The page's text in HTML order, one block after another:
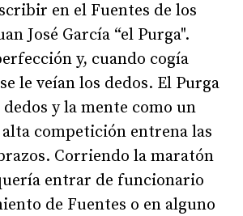
en el Fuentes de los
José García “el Purga".
y, cuando cogía
le veían los dedos. El Purga
y la mente como un
competición entrena las
Corriendo la maratón
entrar de funcionario
de Fuentes o en alguno